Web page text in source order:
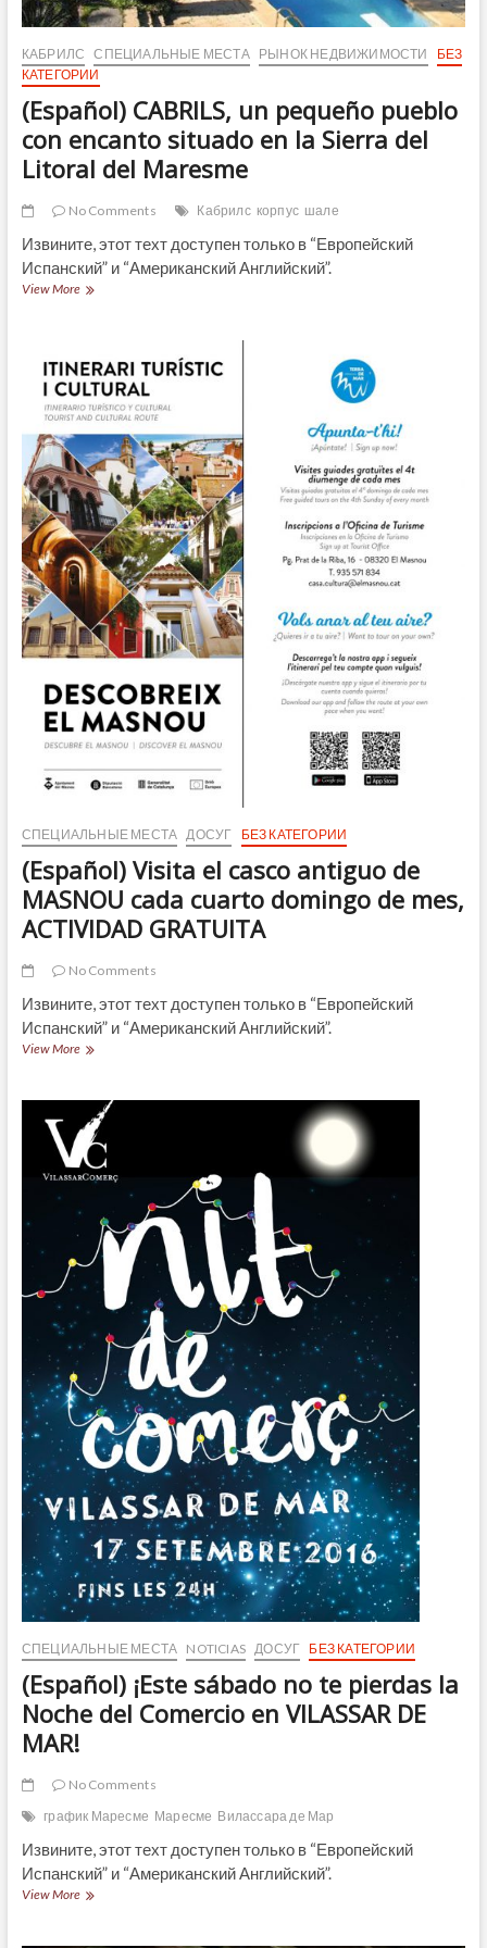
КАБРИЛС СПЕЦИАЛЬНЫЕ МЕСТА РЫНОК НЕДВИЖИМОСТИ
БЕЗ
КАТЕГОРИИ
(Español) CABRILS, un pequeño pueblo
con encanto situado en la Sierra del
Litoral del Maresme
No Comments Кабрилс корпус шале
Извините, этот техт доступен только в “Европейский
Испанский” и “Американский Английский”.
View More(Español)
pueblo
con
encanto
situado
la
Sierra
del
Litoral
del
Maresme
СПЕЦИАЛЬНЫЕ МЕСТА ДОСУГ БЕЗ КАТЕГОРИИ
(Español) Visita el casco antiguo de
MASNOU cada cuarto domingo de mes,
ACTIVIDAD GRATUITA
No Comments
Извините, этот техт доступен только в “Европейский
Испанский” и “Американский Английский”.
View More(Español)
casco
antiguo
de
MASNOU
cada
domingo
mes,
ACTIVIDAD
GRATUITA
СПЕЦИАЛЬНЫЕ МЕСТА NOTICIAS ДОСУГ БЕЗ КАТЕГОРИИ
(Español) ¡Este sábado no te pierdas la
Noche del Comercio en VILASSAR DE
MAR!
No Comments
график Маресме Маресме Вилассара де Мар
Извините, этот техт доступен только в “Европейский
Испанский” и “Американский Английский”.
View More(Español)